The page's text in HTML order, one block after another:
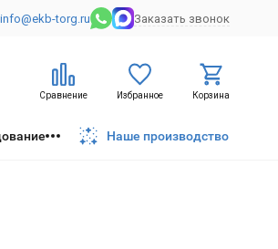
info@ekb-torg.ru Заказать звонок
Сравнение Избранное Корзина
Наше производство